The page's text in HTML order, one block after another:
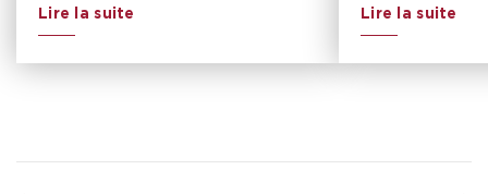
Lire la suite Lire la suite